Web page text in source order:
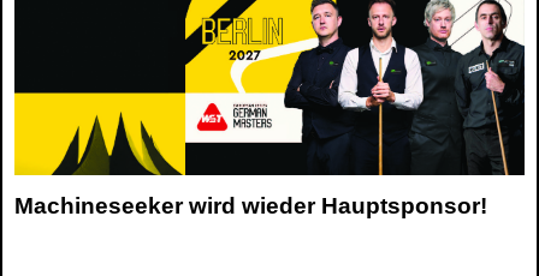
Machineseeker wird wieder Hauptsponsor!